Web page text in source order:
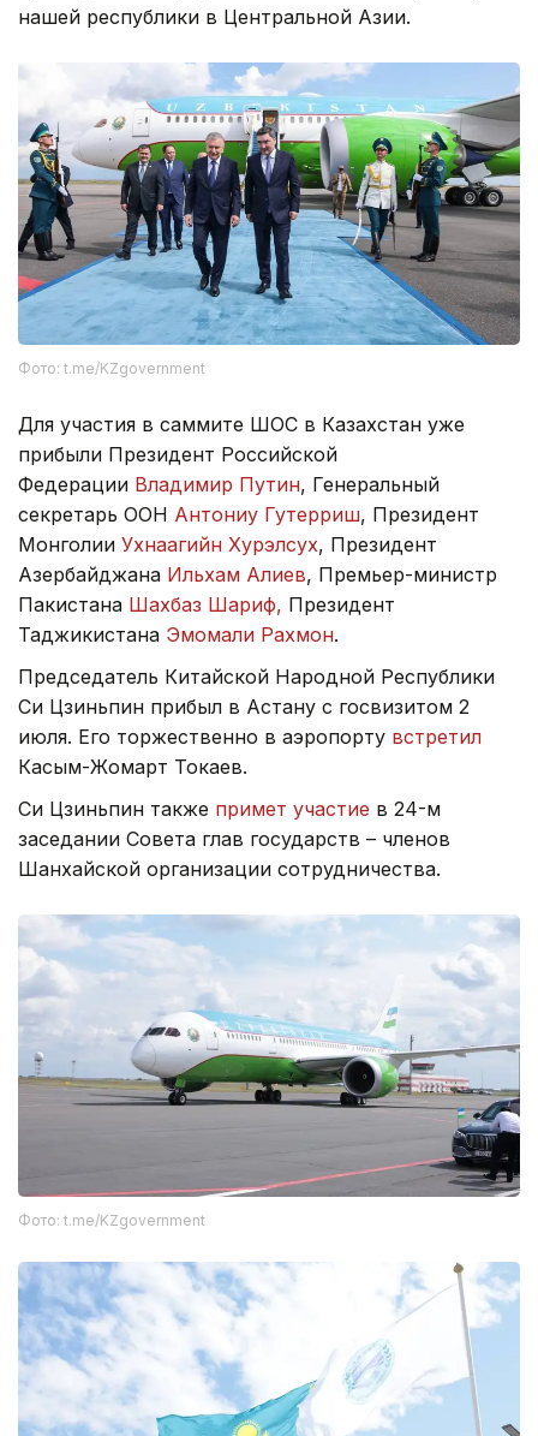
нашей республики в Центральной Азии.
Фото: t.me/KZgovernment
Для участия в саммите ШОС в Казахстан уже
прибыли Президент Российской
Федерации Владимир Путин, Генеральный
секретарь ООН Антониу Гутерриш, Президент
Монголии Ухнаагийн Хурэлсух, Президент
Азербайджана Ильхам Алиев, Премьер-министр
Пакистана Шахбаз Шариф, Президент
Таджикистана Эмомали Рахмон.
Председатель Китайской Народной Республики
Си Цзиньпин прибыл в Астану с госвизитом 2
июля. Его торжественно в аэропорту встретил
Касым-Жомарт Токаев.
Си Цзиньпин также примет участие в 24-м
заседании Совета глав государств – членов
Шанхайской организации сотрудничества.
Фото: t.me/KZgovernment